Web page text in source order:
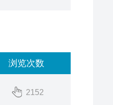
浏览次数
2152